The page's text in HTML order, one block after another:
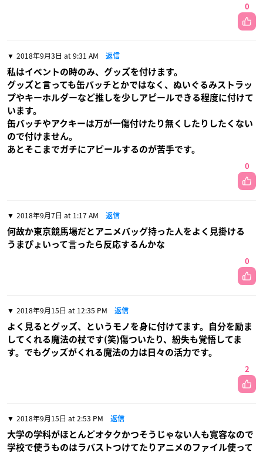
0
2018年9月3日 at 9:31 AM 返信
私はイベントの時のみ、グッズを付けます。
グッズと言っても缶バッチとかではなく、ぬいぐるみストラッ
プやキーホルダーなど推しを少しアピールできる程度に付けて
います。
缶バッチやアクキーは万が一傷付けたり無くしたりしたくない
ので付けません。
あとそこまでガチにアピールするのが苦手です。
0
2018年9月7日 at 1:17 AM 返信
何故か東京競馬場だとアニメバッグ持った人をよく見掛ける
うまぴょいって言ったら反応するんかな
0
2018年9月15日 at 12:35 PM 返信
よく見るとグッズ、というモノを身に付けてます。自分を励ま
してくれる魔法の杖です(笑)傷ついたり、紛失も覚悟してま
す。でもグッズがくれる魔法の力は日々の活力です。
2
2018年9月15日 at 2:53 PM 返信
大学の学科がほとんどオタクかつそうじゃない人も寛容なので
学校で使うものはラバストつけてたりアニメのファイル使って